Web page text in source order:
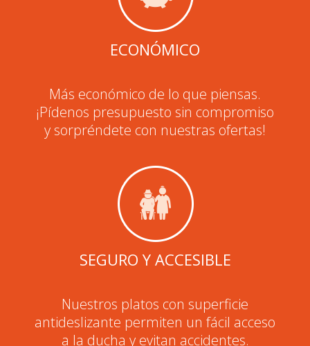
ECONÓMICO
Más económico de lo que piensas.
¡Pídenos presupuesto sin compromiso
y sorpréndete con nuestras ofertas!
SEGURO Y ACCESIBLE
Nuestros platos con superficie
antideslizante permiten un fácil acceso
a la ducha y evitan accidentes.